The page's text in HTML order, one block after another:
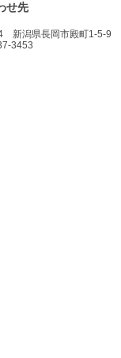
せ先
新潟県長岡市殿町1-5-9
3453